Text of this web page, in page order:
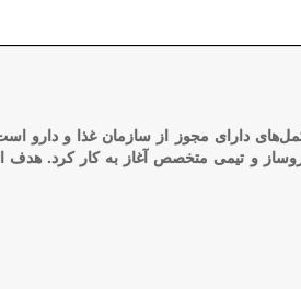
دارای مجوز از سازمان غذا و دارو
دارویی و مکمل‌های مجاز، در سال ۱۴۰۳ با نظارت یک دکتر